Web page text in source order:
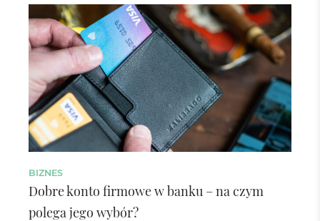
BIZNES
Dobre konto firmowe w banku – na czym
polega jego wybór?